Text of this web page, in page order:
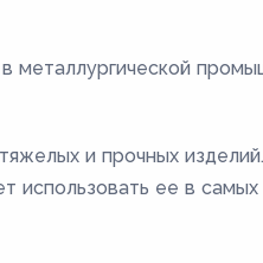
металлургической
и прочных
использовать ее в самых